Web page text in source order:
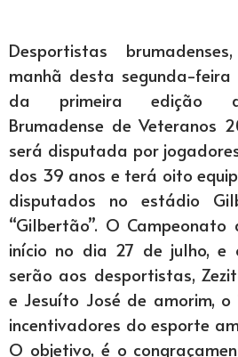
Desportistas
manhã desta segunda-
da primeira edição
Brumadense de Veteranos
será disputada por
dos 39 anos e terá oito
disputados no estádio
“Gilbertão”. O
início no dia 27 de julho, e
serão aos desportistas,
e Jesuíto José de amorim,
incentivadores do esporte
O objetivo, é o